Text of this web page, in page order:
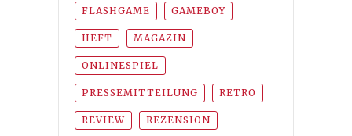
FLASHGAME GAMEBOY
HEFT MAGAZIN
ONLINESPIEL
PRESSEMITTEILUNG RETRO
REVIEW REZENSION